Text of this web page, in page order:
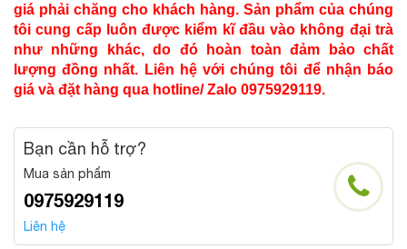
giá phải chăng cho khách hàng. Sản phẩm của chúng
tôi cung cấp luôn được kiểm kĩ đầu vào không đại trà
như những khác, do đó hoàn toàn đảm bảo chất
lượng đồng nhất. Liên hệ với chúng tôi để nhận báo
giá và đặt hàng qua hotline/ Zalo 0975929119.
Bạn cần hỗ trợ?
Mua sản phẩm
0975929119
Liên hệ